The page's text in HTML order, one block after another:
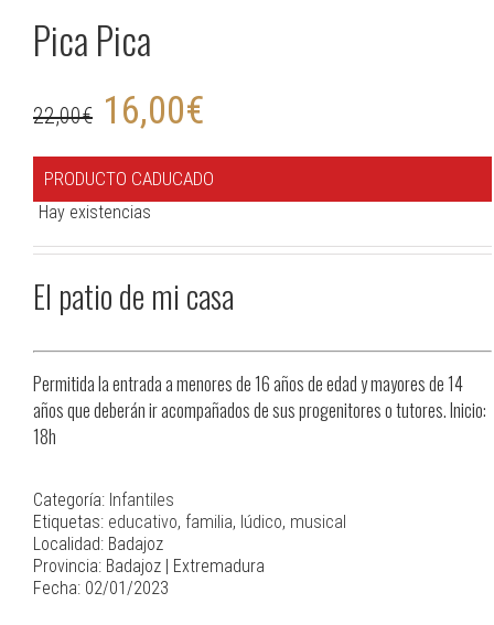
Pica Pica
22,00€ 16,00€
PRODUCTO CADUCADO
Hay existencias
El patio de mi casa
Permitida la entrada a menores de 16 años de edad y mayores de 14
años que deberán ir acompañados de sus progenitores o tutores. Inicio:
18h
Categoría: Infantiles
Etiquetas: educativo, familia, lúdico, musical
Localidad: Badajoz
Provincia: Badajoz | Extremadura
Fecha: 02/01/2023